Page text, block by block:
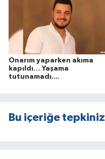
Onarım yaparken akıma
kapıldı… Yaşama
tutunamadı....
Bu içeriğe tepkiniz